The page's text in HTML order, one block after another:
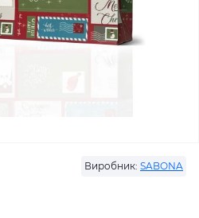
Виробник: SABONA